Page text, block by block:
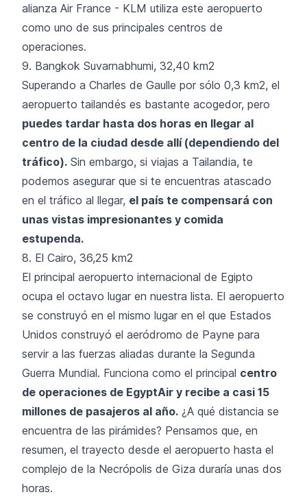
alianza Air France - KLM utiliza este aeropuerto
como uno de sus principales centros de
operaciones.
9. Bangkok Suvarnabhumi, 32,40 km2
Superando a Charles de Gaulle por sólo 0,3 km2, el
aeropuerto tailandés es bastante acogedor, pero
puedes tardar hasta dos horas en llegar al
centro de la ciudad desde allí (dependiendo del
tráfico). Sin embargo, si viajas a Tailandia, te
podemos asegurar que si te encuentras atascado
en el tráfico al llegar, el país te compensará con
unas vistas impresionantes y comida
estupenda.
8. El Cairo, 36,25 km2
El principal aeropuerto internacional de Egipto
ocupa el octavo lugar en nuestra lista. El aeropuerto
se construyó en el mismo lugar en el que Estados
Unidos construyó el aeródromo de Payne para
servir a las fuerzas aliadas durante la Segunda
Guerra Mundial. Funciona como el principal centro
de operaciones de EgyptAir y recibe a casi 15
millones de pasajeros al año. ¿A qué distancia se
encuentra de las pirámides? Pensamos que, en
resumen, el trayecto desde el aeropuerto hasta el
complejo de la Necrópolis de Giza duraría unas dos
horas.